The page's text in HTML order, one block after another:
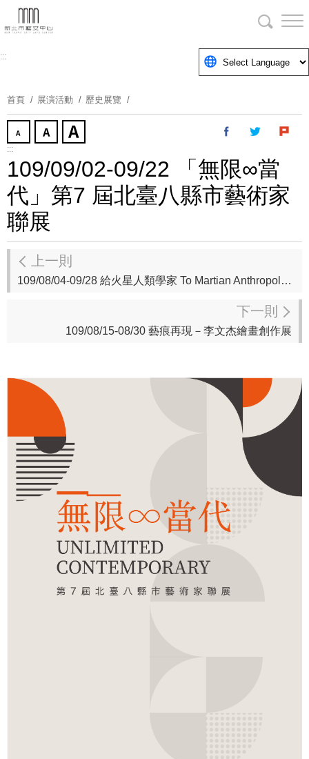
到
要
塊
:::
首頁 展演活動 歷史展覽
:::
109/09/02-09/22 「無限∞當
代」第7 屆北臺八縣市藝術家
聯展
上一則
109/08/04-09/28 給火星人類學家 To Martian Anthropologists
下一則
109/08/15-08/30 藝痕再現－李文杰繪畫創作展